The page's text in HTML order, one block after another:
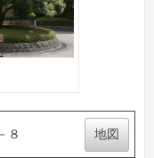
８ 地図